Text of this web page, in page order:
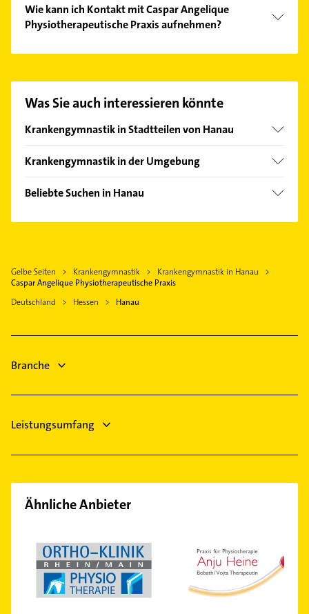
Wie kann ich Kontakt mit Caspar Angelique
Physiotherapeutische Praxis aufnehmen?
auswählen. Hier finden Sie alleKontaktdaten
Was Sie auch interessieren könnte
Krankengymnastik in Stadtteilen von Hanau
Großauheim
Steinheim
Krankengymnastik in der Umgebung
Maintal
Obertshausen
Rodenbach bei Hanau
Heusenstamm
Seligenstadt
Rodgau
Beliebte Suchen in Hanau
Bauunternehmen
Fensterbauer
Kanalreinigung
Schreiner
Gelbe Seiten Krankengymnastik
Krankengymnastik in Hanau
Caspar Angelique Physiotherapeutische Praxis
Deutschland
Hessen Hanau
Branche
Leistungsumfang
Ähnliche Anbieter